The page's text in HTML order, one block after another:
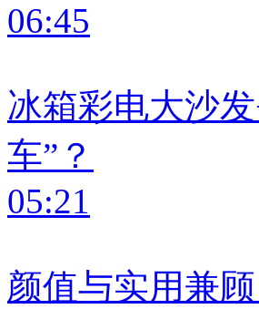
06:45
冰箱彩电大沙
车”？
05:21
颜值与实用兼